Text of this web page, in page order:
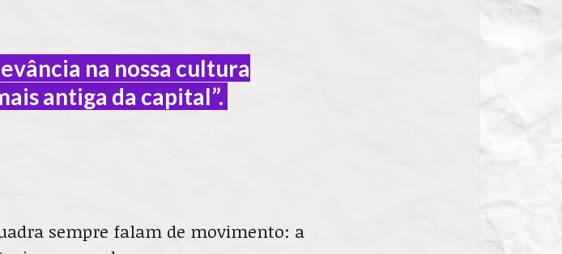
na nossa cultura
antiga da capital”.
sempre falam de movimento: a